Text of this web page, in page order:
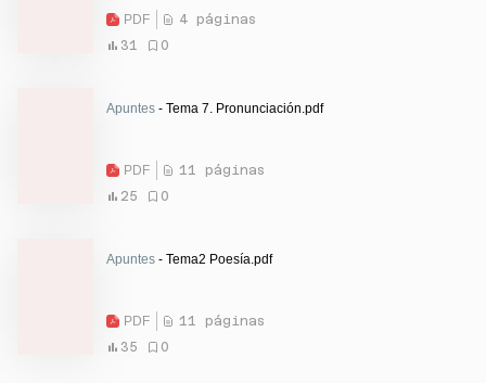
PDF
4 páginas
31
0
Apuntes - Tema 7. Pronunciación.pdf
PDF
11 páginas
25
0
Apuntes - Tema2 Poesía.pdf
PDF
11 páginas
35
0